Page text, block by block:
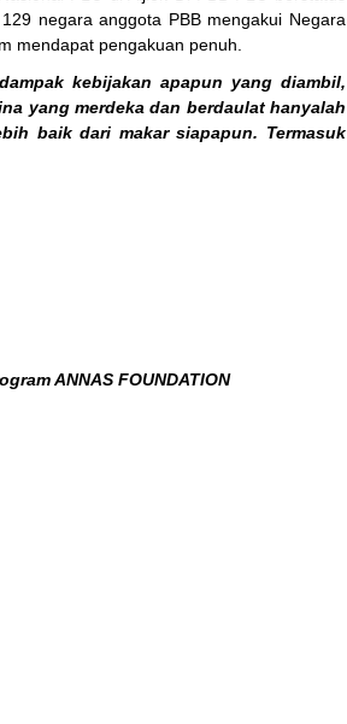
negara anggota PBB mengakui Negara
mendapat pengakuan penuh.
kebijakan apapun yang diambil,
yang merdeka dan berdaulat hanyalah
baik dari makar siapapun. Termasuk
ANNAS FOUNDATION